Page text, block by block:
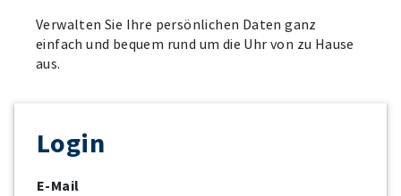
Verwalten Sie Ihre persönlichen Daten ganz
einfach und bequem rund um die Uhr von zu Hause
aus.
Login
E-Mail